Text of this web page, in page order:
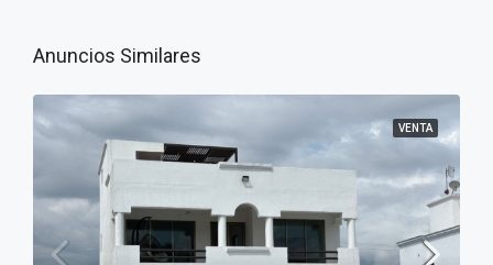
Anuncios Similares
VENTA